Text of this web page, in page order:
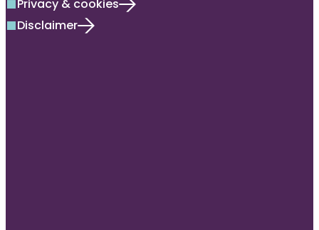
Privacy & cookies
Disclaimer